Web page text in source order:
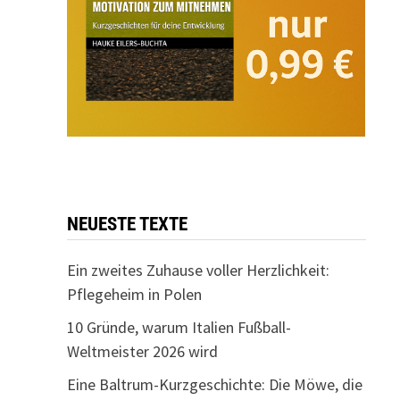
NEUESTE TEXTE
Ein zweites Zuhause voller Herzlichkeit:
Pflegeheim in Polen
10 Gründe, warum Italien Fußball-
Weltmeister 2026 wird
Eine Baltrum-Kurzgeschichte: Die Möwe, die